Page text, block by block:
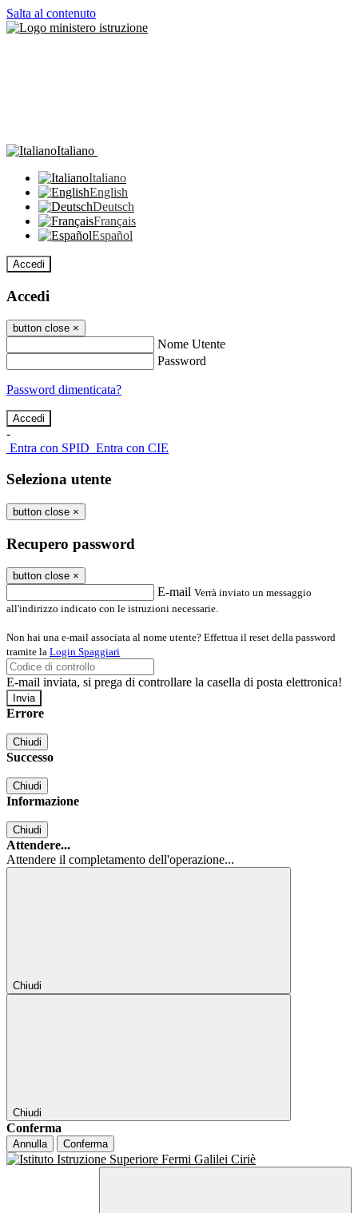
Salta al contenuto
Italiano
Italiano
English
Deutsch
Français
Español
Accedi
Accedi
button close ×
Nome Utente
Password
Password dimenticata?
-
Entra con SPID Entra con CIE
Seleziona utente
button close ×
Recupero password
button close ×
E-mail Verrà inviato un messaggio
all'indirizzo indicato con le istruzioni necessarie.
Non hai una e-mail associata al nome utente? Effettua il reset della password
tramite la Login Spaggiari
E-mail inviata, si prega di controllare la casella di posta elettronica!
Errore
Chiudi
Successo
Chiudi
Informazione
Chiudi
Attendere...
Attendere il completamento dell'operazione...
Chiudi
Chiudi
Conferma
Annulla Conferma